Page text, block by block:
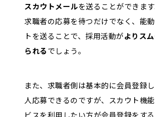
スカウトメールを送ることができます
求職者の応募を待つだけでなく、能
トを送ることで、採用活動がよりス
られるでしょう。
また、求職者側は基本的に会員登録
人応募できるのですが、スカウト機
ビスを利用したい方が会員登録をす